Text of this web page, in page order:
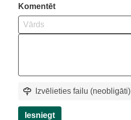
Komentēt
Izvēlieties failu (neobligāti)
Iesniegt